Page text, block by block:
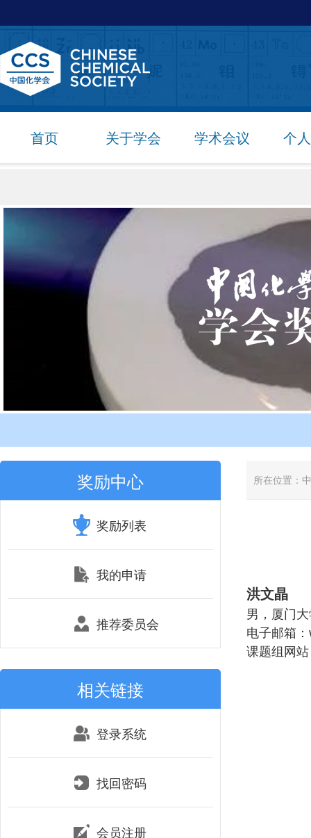
首页 关于学会 学术会议 个
奖励中心
奖励列表
我的申请
推荐委员会
相关链接
登录系统
找回密码
会员注册
所在位置：
洪文晶
男，厦门
电子邮箱
课题组网